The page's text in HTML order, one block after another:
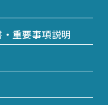
重要事項説明